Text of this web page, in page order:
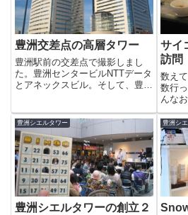
豊洲交差点の高層タワー
豊洲駅前の交差点で撮影しまし
た。豊洲センタービルNTTデータ
とアネックスビル。そして、豊洲
ンズ楽しすぎ〜っ♪
サイ
訪問
数え
数行
んな
リピ
です
円）
忘れ
ル（
豊洲シエルタワー
豊洲シエルタワーの創立２
豊洲シ